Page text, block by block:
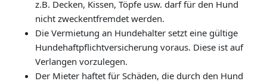
z.B. Decken, Kissen, Töpfe usw. darf für den Hund
nicht zweckentfremdet werden.
Die Vermietung an Hundehalter setzt eine gültige
Hundehaftpflichtversicherung voraus. Diese ist auf
Verlangen vorzulegen.
Der Mieter haftet für Schäden, die durch den Hund